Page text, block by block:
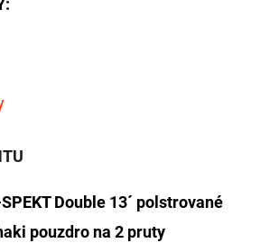
Double 13´ polstrované
pouzdro na 2 pruty